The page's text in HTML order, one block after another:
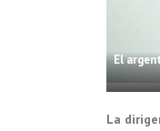
El
La